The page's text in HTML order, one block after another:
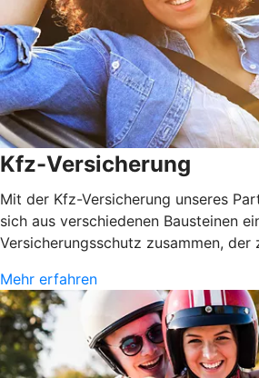
Kfz-Versicherung
Mit der Kfz-Versicherung unseres
sich aus verschiedenen Bausteinen
Versicherungsschutz zusammen, der
Mehr erfahren